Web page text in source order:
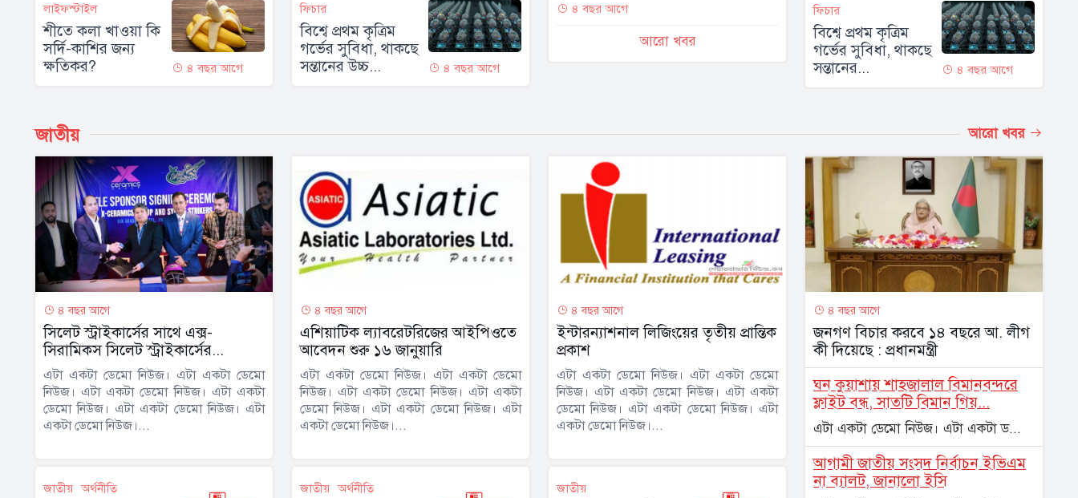
৪ বছর আগে
লাইফস্টাইল
শীতে কলা খাওয়া কি
সর্দি-কাশির জন্য
ক্ষতিকর?
৪ বছর আগে
ফিচার
বিশ্বে প্রথম কৃত্রিম
গর্ভের সুবিধা, থাকছে
সন্তানের উচ্চ...
৪ বছর আগে
আরো খবর
৪ বছর আগে
ফিচার
বিশ্বে প্রথম কৃত্রিম
গর্ভের সুবিধা, থাকছে
সন্তানের...
জাতীয় আরো খবর
৪ বছর আগে
সিলেট স্ট্রাইকার্সের সাথে এক্স-
সিরামিকস সিলেট স্ট্রাইকার্সের...
এটা একটা ডেমো নিউজ। এটা একটা ডেমো
নিউজ। এটা একটা ডেমো নিউজ। এটা একটা
ডেমো নিউজ। এটা একটা ডেমো নিউজ। এটা
একটা ডেমো নিউজ।...
৪ বছর আগে
এশিয়াটিক ল্যাবরেটরিজের আইপিওতে
আবেদন শুরু ১৬ জানুয়ারি
এটা একটা ডেমো নিউজ। এটা একটা ডেমো
নিউজ। এটা একটা ডেমো নিউজ। এটা একটা
ডেমো নিউজ। এটা একটা ডেমো নিউজ। এটা
একটা ডেমো নিউজ।...
৪ বছর আগে
ইন্টারন্যাশনাল লিজিংয়ের তৃতীয় প্রান্তিক
প্রকাশ
এটা একটা ডেমো নিউজ। এটা একটা ডেমো
নিউজ। এটা একটা ডেমো নিউজ। এটা একটা
ডেমো নিউজ। এটা একটা ডেমো নিউজ। এটা
একটা ডেমো নিউজ।...
জাতীয় অর্থনীতি জাতীয় অর্থনীতি জাতীয়
৪ বছর আগে
জনগণ বিচার করবে ১৪ বছরে আ. লীগ
কী দিয়েছে : প্রধানমন্ত্রী
ঘন কুয়াশায় শাহজালাল বিমানবন্দরে
ফ্লাইট বন্ধ, সাতটি বিমান গিয়...
এটা একটা ডেমো নিউজ। এটা একটা ড...
আগামী জাতীয় সংসদ নির্বাচন ইভিএম
না ব্যালট, জানালো ইসি